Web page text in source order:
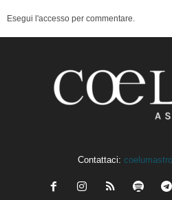
Esegui l'accesso per commentare.
Contattaci: